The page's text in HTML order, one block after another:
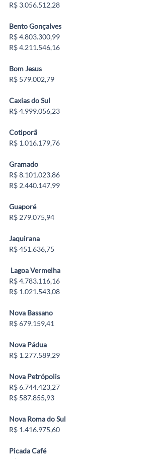
R$ 3.056.512,28
Bento Gonçalves
R$ 4.803.300,99
R$ 4.211.546,16
Bom Jesus
R$ 579.002,79
Caxias do Sul
R$ 4.999.056,23
Cotiporã
R$ 1.016.179,76
Gramado
R$ 8.101.023,86
R$ 2.440.147,99
Guaporé
R$ 279.075,94
Jaquirana
R$ 451.636,75
Lagoa Vermelha
R$ 4.783.116,16
R$ 1.021.543,08
Nova Bassano
R$ 679.159,41
Nova Pádua
R$ 1.277.589,29
Nova Petrópolis
R$ 6.744.423,27
R$ 587.855,93
Nova Roma do Sul
R$ 1.416.975,60
Picada Café